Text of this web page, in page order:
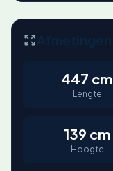
447 cm
Lengte
139 cm
Hoogte